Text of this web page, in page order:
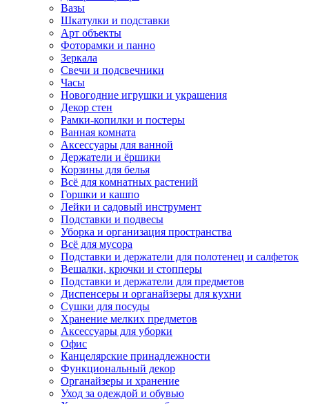
Вазы
Шкатулки и подставки
Арт объекты
Фоторамки и панно
Зеркала
Свечи и подсвечники
Часы
Новогодние игрушки и украшения
Декор стен
Рамки-копилки и постеры
Ванная комната
Аксессуары для ванной
Держатели и ёршики
Корзины для белья
Всё для комнатных растений
Горшки и кашпо
Лейки и садовый инструмент
Подставки и подвесы
Уборка и организация пространства
Всё для мусора
Подставки и держатели для полотенец и салфеток
Вешалки, крючки и стопперы
Подставки и держатели для предметов
Диспенсеры и органайзеры для кухни
Сушки для посуды
Хранение мелких предметов
Аксессуары для уборки
Офис
Канцелярские принадлежности
Функциональный декор
Органайзеры и хранение
Уход за одеждой и обувью